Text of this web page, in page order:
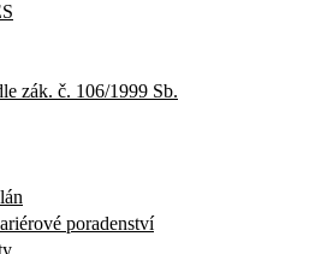
zák. č. 106/1999 Sb.
poradenství